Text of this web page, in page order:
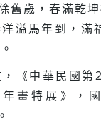
舊歲，春滿乾
溢馬年到，滿
《中華民國第
畫特展》，